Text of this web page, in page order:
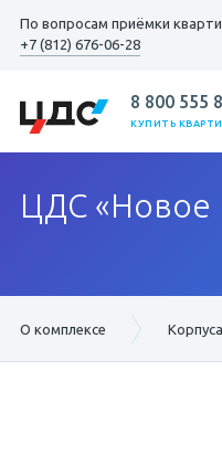
По вопросам приёмки
+7 (812) 676-06-28
8 800 555
КУПИТЬ
ЦДС «Новое
О комплексе Корпуса